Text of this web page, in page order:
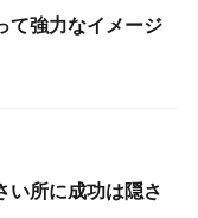
て強力なイメージ
い所に成功は隠さ